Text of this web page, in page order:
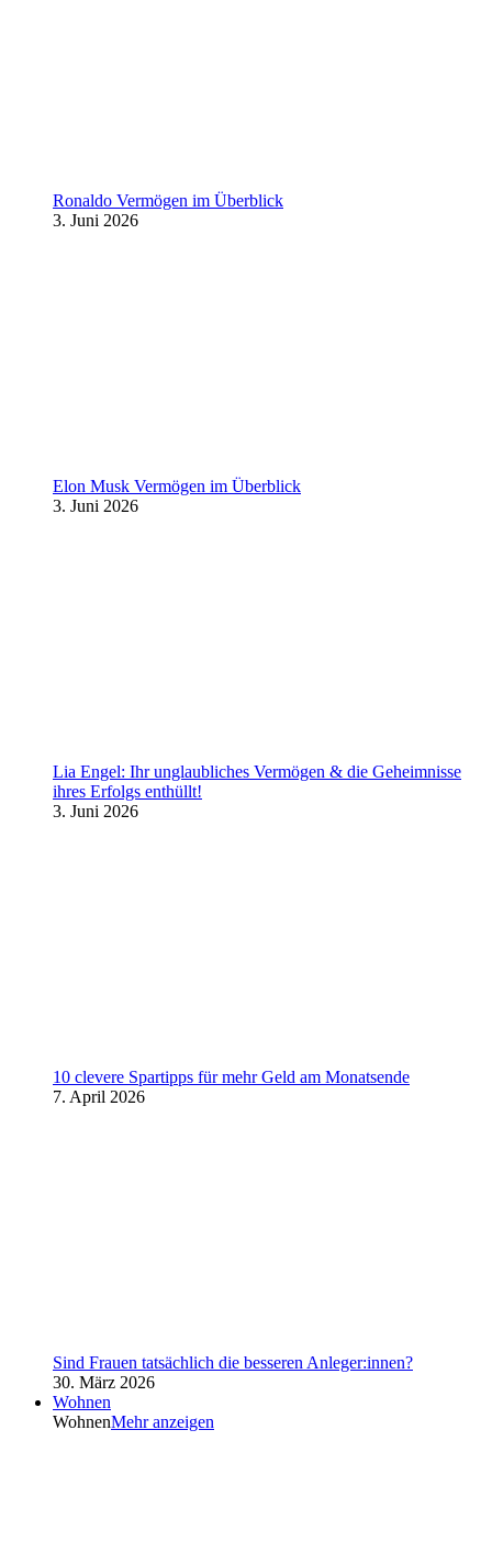
Ronaldo Vermögen im Überblick
3. Juni 2026
Elon Musk Vermögen im Überblick
3. Juni 2026
Lia Engel: Ihr unglaubliches Vermögen & die Geheimnisse
ihres Erfolgs enthüllt!
3. Juni 2026
10 clevere Spartipps für mehr Geld am Monatsende
7. April 2026
Sind Frauen tatsächlich die besseren Anleger:innen?
30. März 2026
Wohnen
WohnenMehr anzeigen